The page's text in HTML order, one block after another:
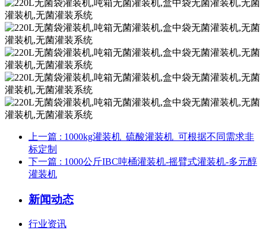
上一篇 : 1000kg灌装机_硫酸灌装机_可根据不同需求非
标定制
下一篇 : 1000公斤IBC吨桶灌装机-摇臂式灌装机-多元醇
灌装机
新闻动态
行业资讯